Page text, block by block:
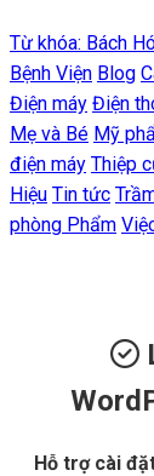
Từ khóa: Bách
Bệnh Viện Blog
Điện máy Điện
Mẹ và Bé Mỹ
điện máy Thiệp
Hiệu Tin tức
phòng Phẩm
Hỗ trợ cài